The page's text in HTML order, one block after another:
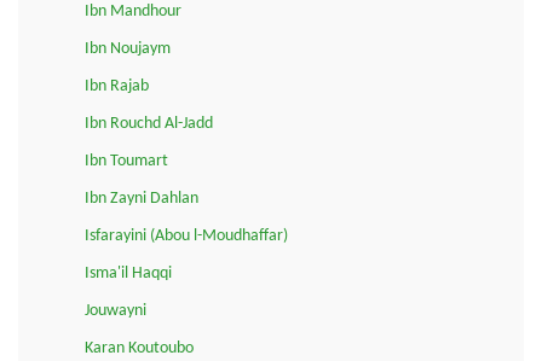
Ibn Mandhour
Ibn Noujaym
Ibn Rajab
Ibn Rouchd Al-Jadd
Ibn Toumart
Ibn Zayni Dahlan
Isfarayini (Abou l-Moudhaffar)
Isma'il Haqqi
Jouwayni
Karan Koutoubo